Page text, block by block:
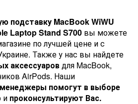
подставку MacBook WiWU
Laptop Stand S700 вы можете
по лучшей цене и с
Также у нас вы найдете
аксессуаров для MacBook,
AirPods. Наши
менеджеры помогут в выборе
и проконсультируют Вас.